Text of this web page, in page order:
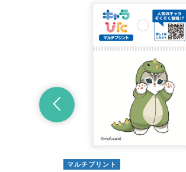
マルチプリント